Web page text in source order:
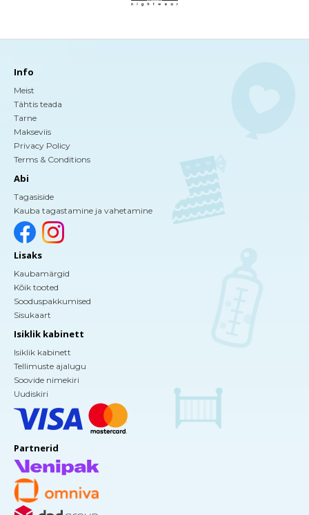
Info
Meist
Tähtis teada
Tarne
Makseviis
Privacy Policy
Terms & Conditions
Abi
Tagasiside
Kauba tagastamine ja vahetamine
Lisaks
Kaubamärgid
Kõik tooted
Sooduspakkumised
Sisukaart
Isiklik kabinett
Isiklik kabinett
Tellimuste ajalugu
Soovide nimekiri
Uudiskiri
Partnerid